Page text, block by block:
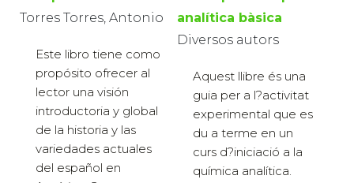
Torres Torres, Antonio
Este libro tiene como
propósito ofrecer al
lector una visión
introductoria y global
de la historia y las
variedades actuales
del español en
analítica bàsica
Diversos autors
Aquest llibre és una
guia per a l?activitat
experimental que es
du a terme en un
curs d?iniciació a la
química analítica.